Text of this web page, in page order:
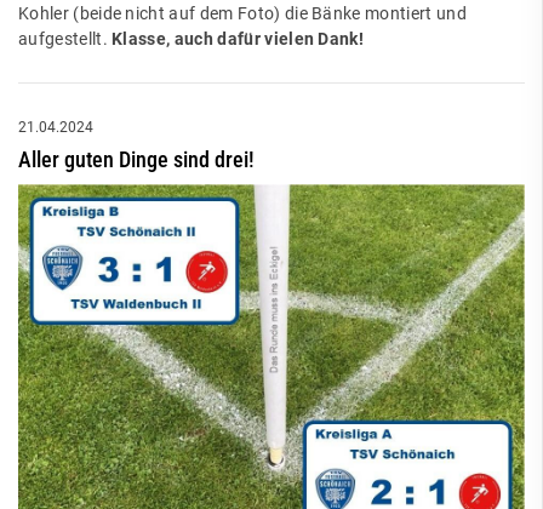
Kohler (beide nicht auf dem Foto) die Bänke montiert und
aufgestellt. Klasse, auch dafür vielen Dank!
21.04.2024
Aller guten Dinge sind drei!